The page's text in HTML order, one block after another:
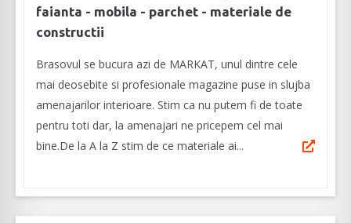
faianta - mobila - parchet - materiale de
constructii
Brasovul se bucura azi de MARKAT, unul dintre cele
mai deosebite si profesionale magazine puse in slujba
amenajarilor interioare. Stim ca nu putem fi de toate
pentru toti dar, la amenajari ne pricepem cel mai
bine.De la A la Z stim de ce materiale ai...